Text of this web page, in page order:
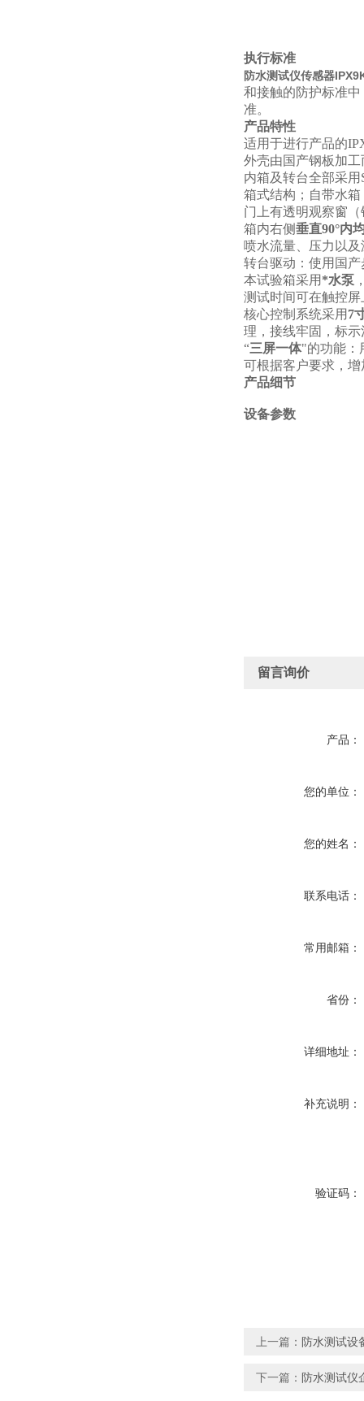
执行标准
防水测试仪传感器
和接触的防护标准
准。
产品特性
适用于进行产品的
外壳由国产钢板加
内箱及转台全部采
箱式结构；自带水
门上有透明观察窗
箱内右侧垂直90°内
喷水流量、压力以
转台驱动：使用国
本试验箱采用 *水泵
测试时间可在触控屏
核心控制系统采用 7
理，接线牢固，标示
“三屏一体"的功能：
可根据客户要求，
产品细节
设备参数
留言询价
产品：
您的单位：
您的姓名：
联系电话：
常用邮箱：
省份：
详细地址：
补充说明：
验证码：
上一篇： 防水测试设
下一篇： 防水测试仪